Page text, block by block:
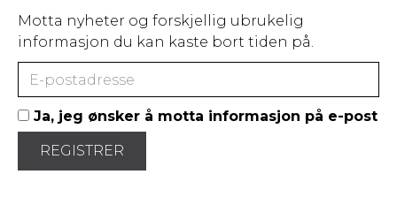
Motta nyheter og forskjellig ubrukelig
informasjon du kan kaste bort tiden på.
Ja, jeg ønsker å motta informasjon på e-post